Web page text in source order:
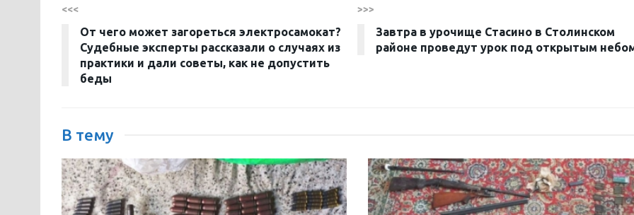
<<<
От чего может загореться электросамокат?
Судебные эксперты рассказали о случаях из
практики и дали советы, как не допустить
беды
>>>
Завтра в урочище Стасино в Столинском
районе проведут урок под открытым
В тему